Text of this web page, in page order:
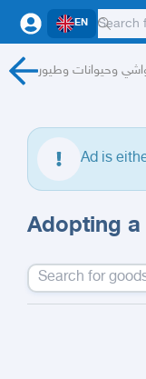
EN
وحيوانات وطيور
Ad is
Adopting